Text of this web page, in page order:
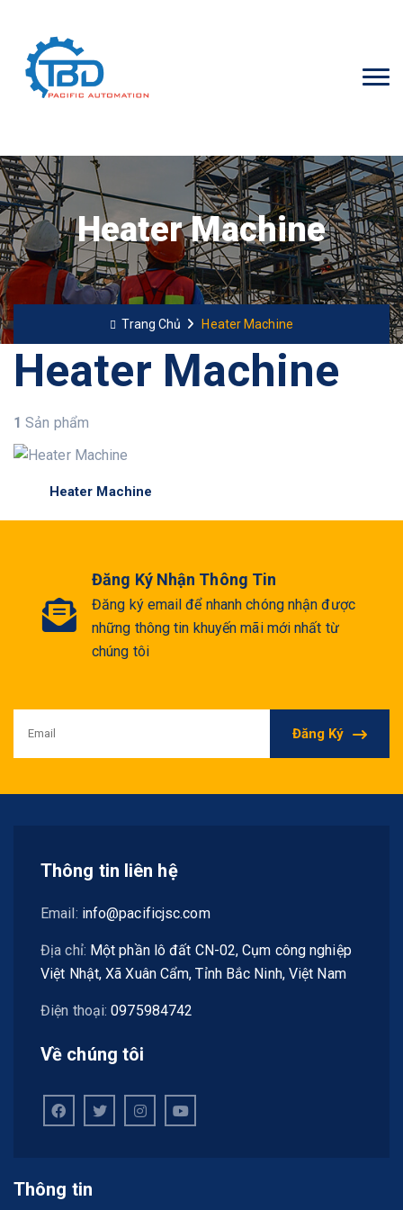
Heater Machine
Trang Chủ Heater Machine
Heater Machine
1 Sản phẩm
Heater Machine
Đăng Ký Nhận Thông Tin
Đăng ký email để nhanh chóng nhận được
những thông tin khuyến mãi mới nhất từ
chúng tôi
Đăng Ký
Thông tin liên hệ
Email: info@pacificjsc.com
Địa chỉ: Một phần lô đất CN-02, Cụm công nghiệp
Việt Nhật, Xã Xuân Cẩm, Tỉnh Bắc Ninh, Việt Nam
Điện thoại:0975984742
Về chúng tôi
Thông tin